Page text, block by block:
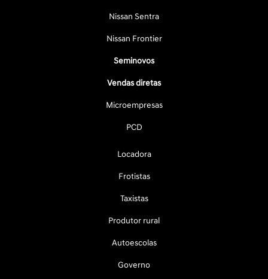
Nissan Sentra
Nissan Frontier
Seminovos
Vendas diretas
Microempresas
PCD
Locadora
Frotistas
Taxistas
Produtor rural
Autoescolas
Governo